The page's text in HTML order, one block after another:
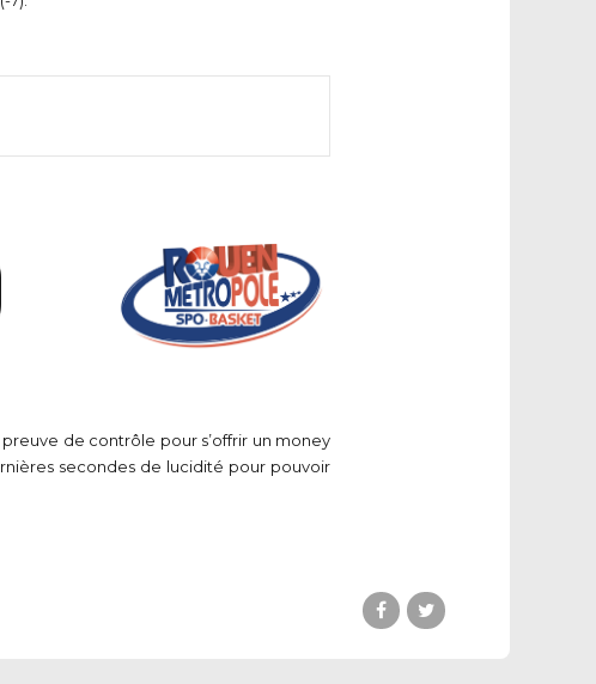
preuve de contrôle pour s’offrir un money
secondes de lucidité pour pouvoir